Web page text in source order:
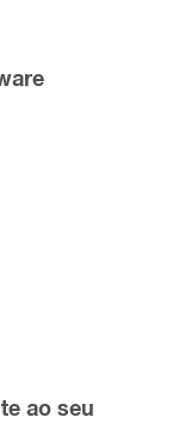
ao seu